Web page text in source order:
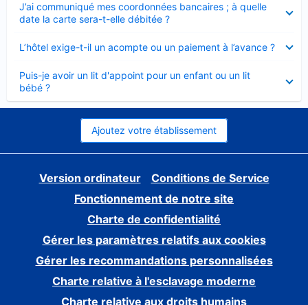
J’ai communiqué mes coordonnées bancaires ; à quelle
date la carte sera-t-elle débitée ?
fermé
L’hôtel exige-t-il un acompte ou un paiement à l’avance ?
fermé
Puis-je avoir un lit d'appoint pour un enfant ou un lit
bébé ?
fermé
Ajoutez votre établissement
Version ordinateur
Conditions de Service
Fonctionnement de notre site
Charte de confidentialité
Gérer les paramètres relatifs aux cookies
Gérer les recommandations personnalisées
Charte relative à l'esclavage moderne
Charte relative aux droits humains